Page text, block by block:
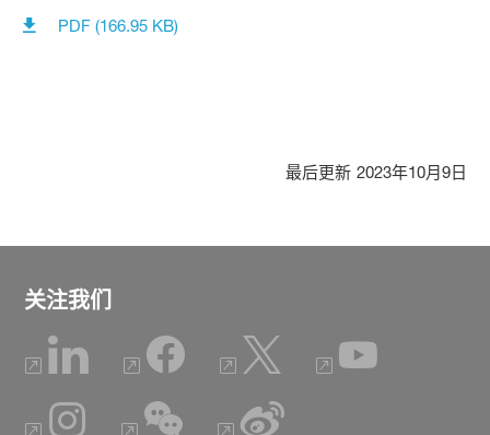
PDF (166.95 KB)
最后更新 2023年10月9日
关注我们